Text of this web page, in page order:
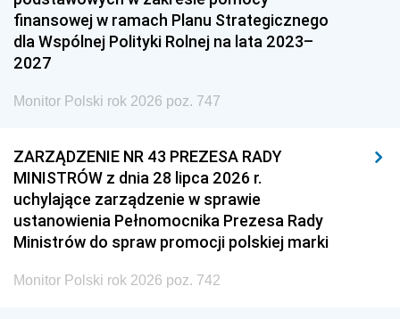
finansowej w ramach Planu Strategicznego
dla Wspólnej Polityki Rolnej na lata 2023–
2027
Monitor Polski rok 2026 poz. 747
ZARZĄDZENIE NR 43 PREZESA RADY
MINISTRÓW z dnia 28 lipca 2026 r.
uchylające zarządzenie w sprawie
ustanowienia Pełnomocnika Prezesa Rady
Ministrów do spraw promocji polskiej marki
Monitor Polski rok 2026 poz. 742